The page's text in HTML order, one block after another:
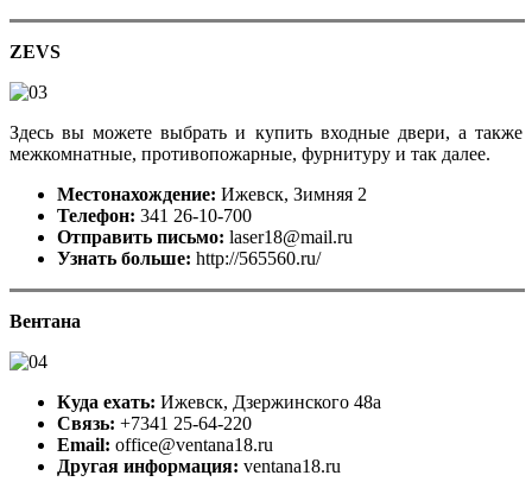
ZEVS
Здесь вы можете выбрать и купить входные двери, а также
межкомнатные, противопожарные, фурнитуру и так далее.
Местонахождение: Ижевск, Зимняя 2
Телефон: 341 26-10-700
Отправить письмо: laser18@mail.ru
Узнать больше: http://565560.ru/
Вентана
Куда ехать: Ижевск, Дзержинского 48а
Связь: +7341 25-64-220
Email: office@ventana18.ru
Другая информация: ventana18.ru